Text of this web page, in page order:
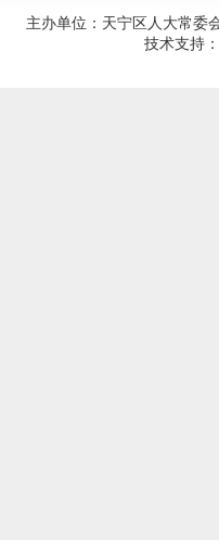
主办单位：天宁区人大常委
技术支持